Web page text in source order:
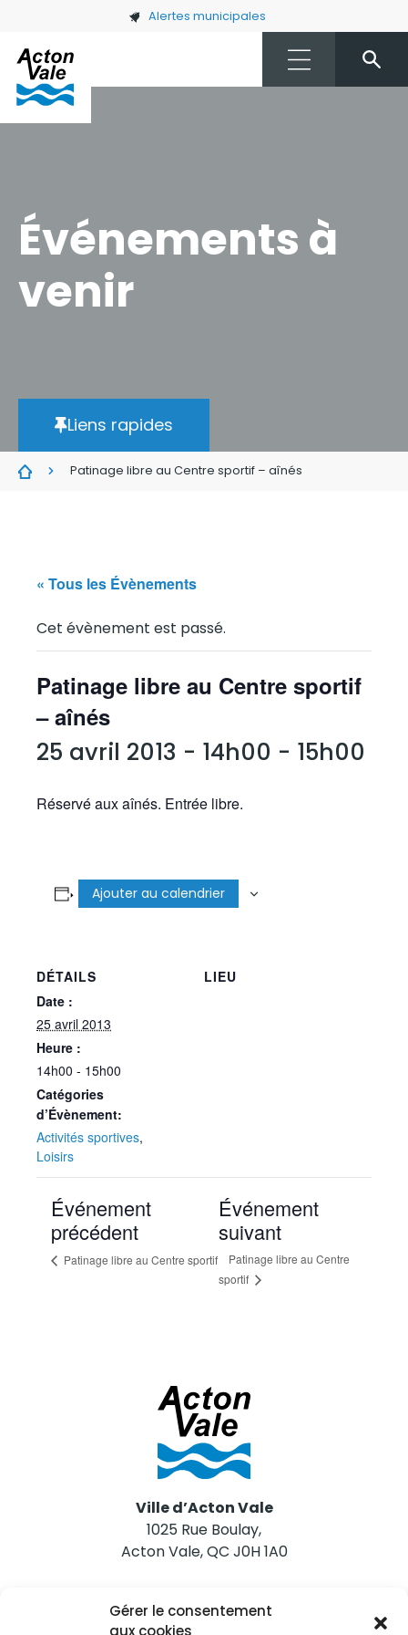
Gérer le consentement
aux cookies
Skip to main content Alertes municipales
Événements à
venir
Liens rapides
Patinage libre au Centre sportif – aînés
« Tous les Évènements
Cet évènement est passé.
Patinage libre au Centre sportif
– aînés
25 avril 2013 - 14h00 - 15h00
Réservé aux aînés. Entrée libre.
Ajouter au calendrier
DÉTAILS
Date :
25 avril 2013
Heure :
14h00 - 15h00
Catégories
d’Évènement:
Activités sportives,
Loisirs
LIEU
Événement
précédent
Patinage libre au Centre sportif
Événement
suivant
Patinage libre au Centre
sportif
Ville d’Acton Vale
1025 Rue Boulay,
Acton Vale, QC J0H 1A0
Nous joindre
Tél. 450 546-2703